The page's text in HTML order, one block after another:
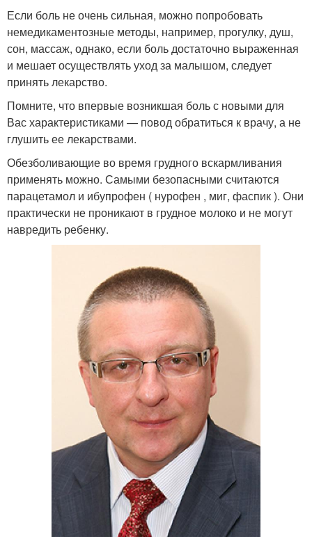
Если боль не очень сильная, можно попробовать
немедикаментозные методы, например, прогулку, душ,
сон, массаж, однако, если боль достаточно выраженная
и мешает осуществлять уход за малышом, следует
принять лекарство.
Помните, что впервые возникшая боль с новыми для
Вас характеристиками — повод обратиться к врачу, а не
глушить ее лекарствами.
Обезболивающие во время грудного вскармливания
применять можно. Самыми безопасными считаются
парацетамол и ибупрофен ( нурофен , миг, фаспик ). Они
практически не проникают в грудное молоко и не могут
навредить ребенку.